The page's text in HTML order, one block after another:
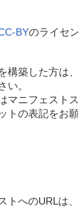
BYのライセ
構築した方は、
い。
ニフェスト
の表記をお
へのURLは、